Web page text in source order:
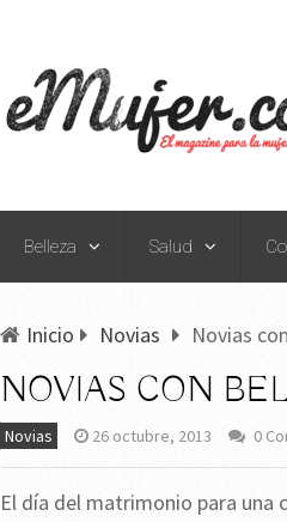
Belleza Salud
Inicio Novias Novias
NOVIAS CON
Novias 26 octubre, 2013 0
El día del matrimonio para una